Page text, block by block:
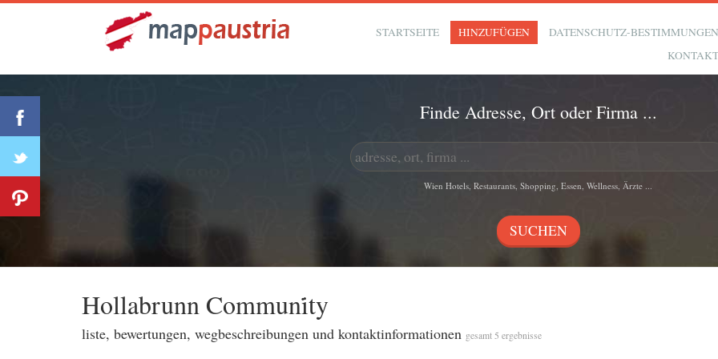
STARTSEITE HINZUFÜGEN
DATENSCHUTZ-
Finde Adresse, Ort oder Firma ...
Wien Hotels, Restaurants, Shopping, Essen, Wellness, Ärzte ...
Hollabrunn Communi̇ty
liste, bewertungen, wegbeschreibungen und kontaktinformationen gesamt 5 ergebnisse